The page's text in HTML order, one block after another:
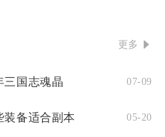
更多
三国志魂晶 07-09
装备适合副本 05-20